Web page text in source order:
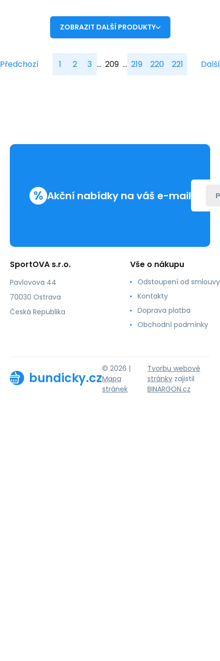
ZOBRAZIT DALŠÍ PRODUKTY
Předchozí 1 2 3 ... 209 ... 219 220 221 Další
% Akční nabídky na váš e-mail
SportOVA s.r.o.
Pavlovova 44
70030 Ostrava
Česká Republika
Vše o nákupu
Odstoupení od smlouvy
Kontakty
Doprava platba
Obchodní podmínky
bundicky.cz
© 2026 |
Mapa
stránek
Tvorbu webové
stránky zajistil
BINARGON.cz